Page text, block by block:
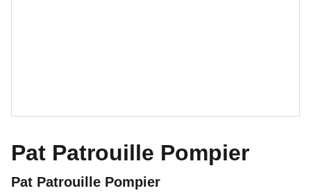
Pat Patrouille Pompier
Pat Patrouille Pompier